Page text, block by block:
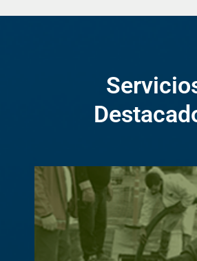
Efectuamos la limpieza
perimetrales en estaciones
e instalaciones
a cabo destapaciones de